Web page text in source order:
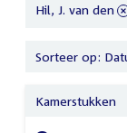
verwijder
Hil, J. van den
Sorteer op:
Kamerstukken